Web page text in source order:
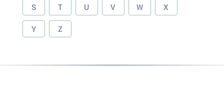
S T U V W X
Y Z